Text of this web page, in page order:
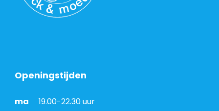
Openingstijden
ma 19.00-22.30 uur